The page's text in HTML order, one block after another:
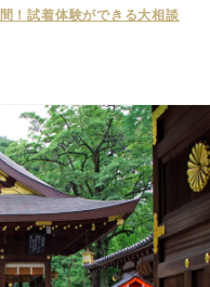
十二社の上七社に入る名社
婚式を約束します。本殿近
に残る特別な結婚式をお迎
！試着体験ができる大相談